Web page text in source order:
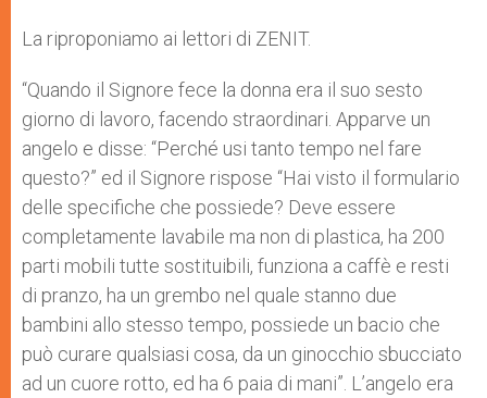
La riproponiamo ai lettori di ZENIT.
“Quando il Signore fece la donna era il suo sesto
giorno di lavoro, facendo straordinari. Apparve un
angelo e disse: “Perché usi tanto tempo nel fare
questo?” ed il Signore rispose “Hai visto il formulario
delle specifiche che possiede? Deve essere
completamente lavabile ma non di plastica, ha 200
parti mobili tutte sostituibili, funziona a caffè e resti
di pranzo, ha un grembo nel quale stanno due
bambini allo stesso tempo, possiede un bacio che
può curare qualsiasi cosa, da un ginocchio sbucciato
ad un cuore rotto, ed ha 6 paia di mani”. L’angelo era